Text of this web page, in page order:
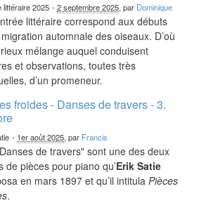
littéraire 2025 -2 septembre 2025, par Dominique
littéraire correspond aux débuts
automnale des oiseaux. D’où
mélange auquel conduisent
et observations, toutes très
d’un promeneur.
froides - Danses de travers - 3.
- 1er août 2025, par Francis
de travers" sont une des deux
de pièces pour piano qu’Erik Satie
en mars 1897 et qu’il intitulaPièces
.